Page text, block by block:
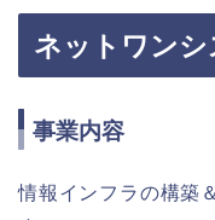
ネットワン
事業内容
情報インフラの構築